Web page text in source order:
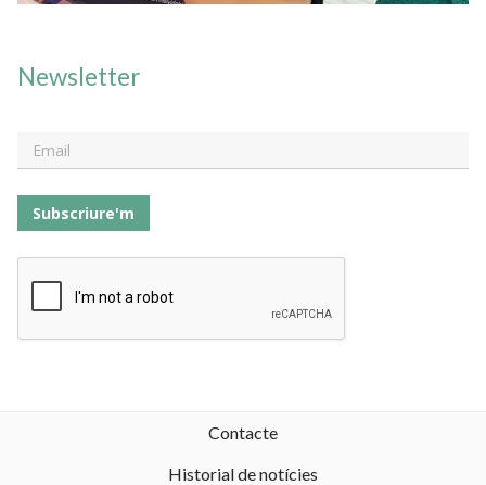
Newsletter
Subscriure'm
Contacte
Historial de notícies